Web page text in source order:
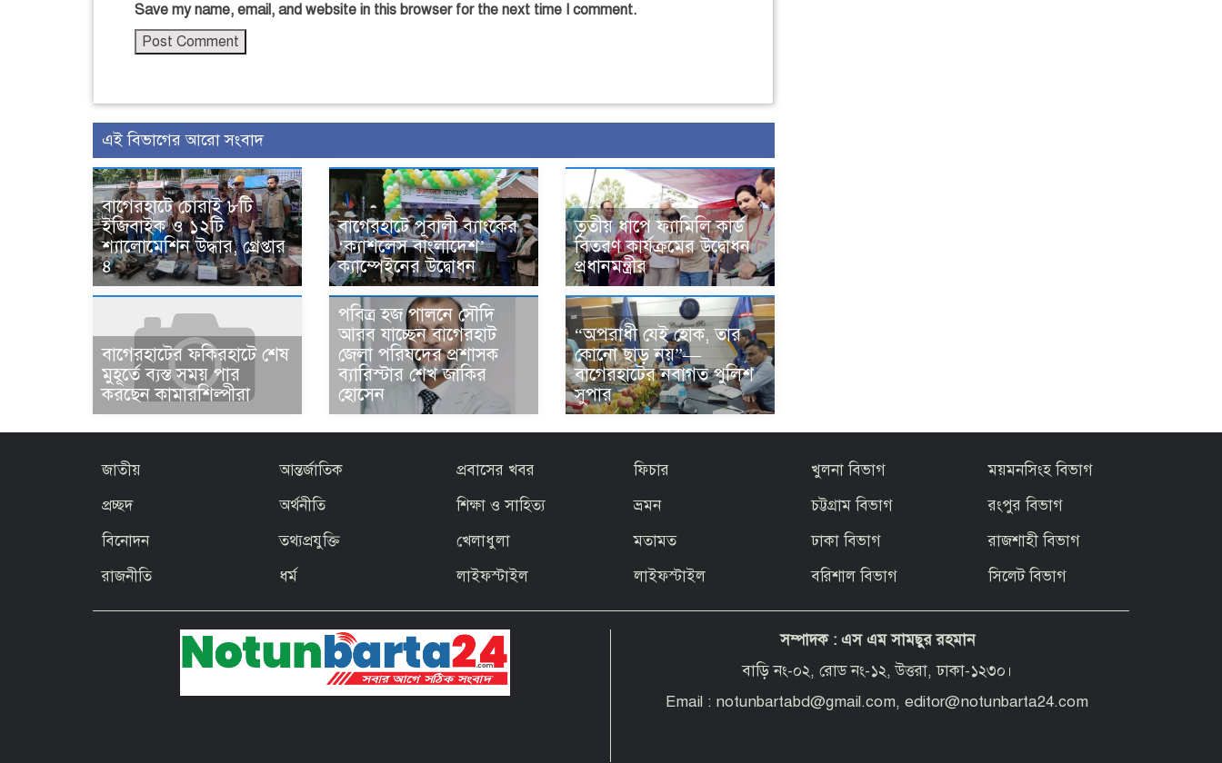
Save my name, email, and website in this browser for the next time I comment.
এই বিভাগের আরো সংবাদ
বাগেরহাটে চোরাই ৮টি
ইজিবাইক ও ১২টি
শ্যালোমেশিন উদ্ধার, গ্রেপ্তার
৪
বাগেরহাটে পূবালী ব্যাংকের
‘ক্যাশলেস বাংলাদেশ’
ক্যাম্পেইনের উদ্বোধন
তৃতীয় ধাপে ফ্যামিলি কার্ড
বিতরণ কার্যক্রমের উদ্বোধন
প্রধানমন্ত্রীর
বাগেরহাটের ফকিরহাটে শেষ
মুহূর্তে ব্যস্ত সময় পার
করছেন কামারশিল্পীরা
পবিত্র হজ পালনে সৌদি
আরব যাচ্ছেন বাগেরহাট
জেলা পরিষদের প্রশাসক
ব্যারিস্টার শেখ জাকির
হোসেন
“অপরাধী যেই হোক, তার
কোনো ছাড় নয়”—
বাগেরহাটের নবাগত পুলিশ
সুপার
জাতীয়
প্রচ্ছদ
বিনোদন
রাজনীতি
আন্তর্জাতিক
অর্থনীতি
তথ্যপ্রযুক্তি
ধর্ম
প্রবাসের খবর
শিক্ষা ও সাহিত্য
খেলাধুলা
লাইফস্টাইল
ফিচার
ভ্রমন
মতামত
লাইফস্টাইল
খুলনা বিভাগ
চট্টগ্রাম বিভাগ
ঢাকা বিভাগ
বরিশাল বিভাগ
ময়মনসিংহ বিভাগ
রংপুর বিভাগ
রাজশাহী বিভাগ
সিলেট বিভাগ
সম্পাদক : এস এম সামছুর রহমান
বাড়ি নং-০২, রোড নং-১২, উত্তরা, ঢাকা-১২৩০।
Email : notunbartabd@gmail.com, editor@notunbarta24.com